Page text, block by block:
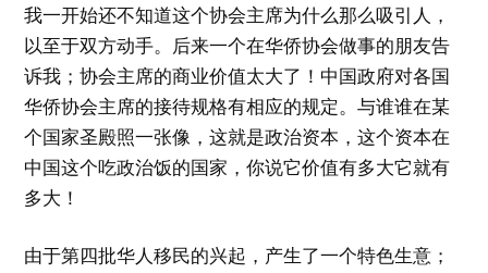
我一开始还不知道这个协会主席为什么那么吸引人，
以至于双方动手。后来一个在华侨协会做事的朋友告
诉我；协会主席的商业价值太大了！中国政府对各国
华侨协会主席的接待规格有相应的规定。与谁谁在某
个国家圣殿照一张像，这就是政治资本，这个资本在
中国这个吃政治饭的国家，你说它价值有多大它就有
多大！
由于第四批华人移民的兴起，产生了一个特色生意；